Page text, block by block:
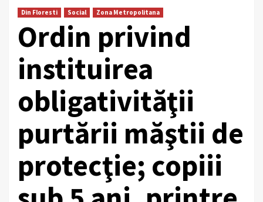
Din Floresti Social Zona Metropolitana
Ordin privind
instituirea
obligativităţii
purtării măştii de
protecţie; copiii